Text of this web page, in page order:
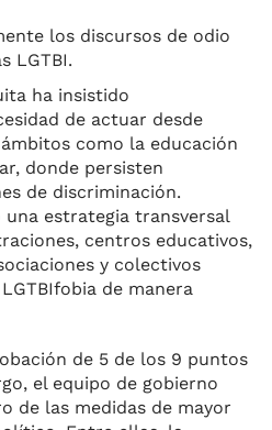
los discursos de odio
LGTBI.
ha insistido
de actuar desde
como la educación
donde persisten
de discriminación.
estrategia transversal
centros educativos,
y colectivos
de manera
de 5 de los 9 puntos
el equipo de gobierno
de las medidas de mayor